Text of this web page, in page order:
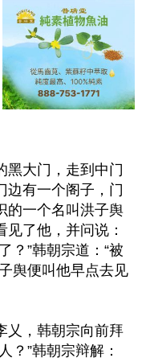
黑大门，走到中门
边有一个阁子，门
的一个名叫洪子舆
了他，并问说：
？”韩朝宗道：“被
舆便叫他早点去见
乂，韩朝宗向前拜
？”韩朝宗辩解：